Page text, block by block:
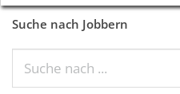
Suche nach Jobbern